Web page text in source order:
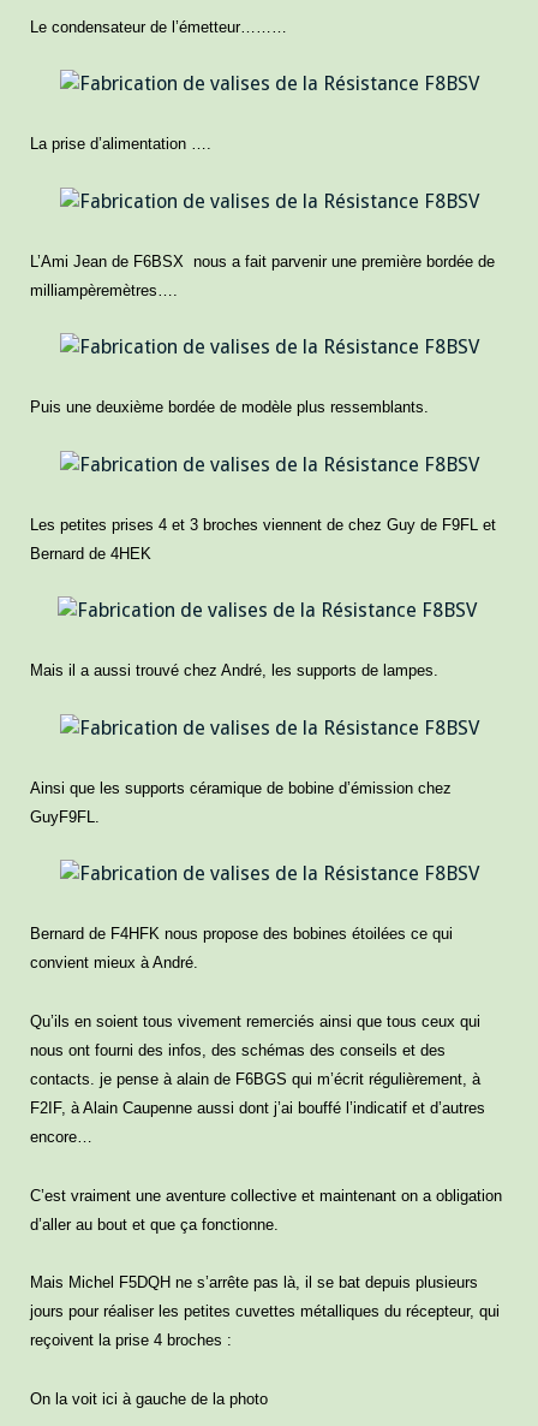
Le condensateur de l’émetteur………
La prise d’alimentation ….
L’Ami Jean de F6BSX nous a fait parvenir une première bordée de
milliampèremètres….
Puis une deuxième bordée de modèle plus ressemblants.
Les petites prises 4 et 3 broches viennent de chez Guy de F9FL et
Bernard de 4HEK
Mais il a aussi trouvé chez André, les supports de lampes.
Ainsi que les supports céramique de bobine d’émission chez
GuyF9FL.
Bernard de F4HFK nous propose des bobines étoilées ce qui
convient mieux à André.
Qu’ils en soient tous vivement remerciés ainsi que tous ceux qui
nous ont fourni des infos, des schémas des conseils et des
contacts. je pense à alain de F6BGS qui m’écrit régulièrement, à
F2IF, à Alain Caupenne aussi dont j’ai bouffé l’indicatif et d’autres
encore…
C’est vraiment une aventure collective et maintenant on a obligation
d’aller au bout et que ça fonctionne.
Mais Michel F5DQH ne s’arrête pas là, il se bat depuis plusieurs
jours pour réaliser les petites cuvettes métalliques du récepteur, qui
reçoivent la prise 4 broches :
On la voit ici à gauche de la photo